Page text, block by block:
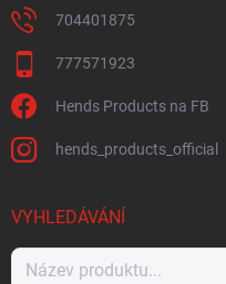
704401875
777571923
Hends Products na FB
hends_products_official
VYHLEDÁVÁNÍ